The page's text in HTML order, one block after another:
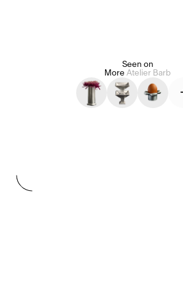
Seen on
More Atelier Barb